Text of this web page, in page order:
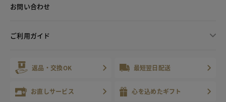
お問い合わせ
ご利用ガイド
返品・交換OK 最短翌日配送
お直しサービス 心を込めたギフト